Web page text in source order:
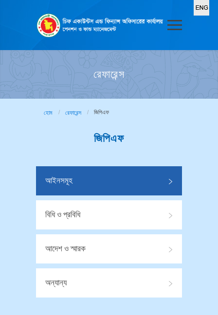
রেফারেন্স
হোম রেফারেন্স জিপিএফ
জিপিএফ
আইনসমূহ
বিধি ও প্রবিধি
আদেশ ও স্মারক
অন্যান্য